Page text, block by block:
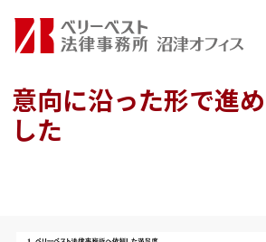
意向に沿った形で進
した